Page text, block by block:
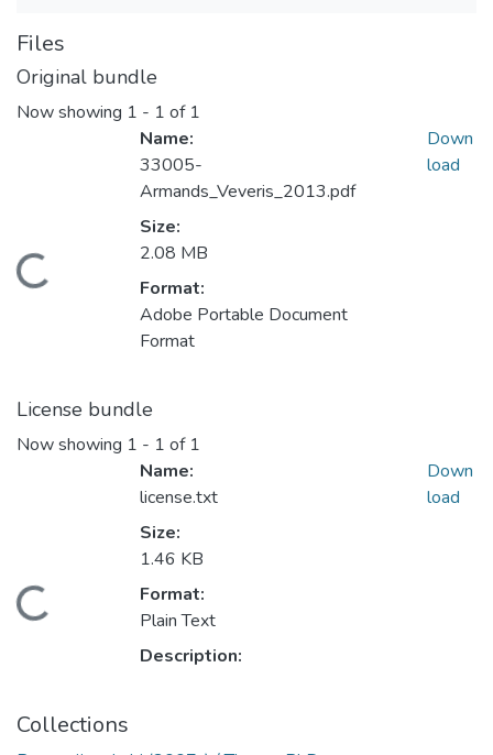
Files
Original bundle
Now showing 1 - 1 of 1
Loading...
Name:
33005-
Armands_Veveris_2013.pdf
Size:
2.08 MB
Format:
Adobe Portable Document
Format
Down
load
License bundle
Now showing 1 - 1 of 1
Loading...
Name:
license.txt
Size:
1.46 KB
Format:
Plain Text
Description:
Down
load
Collections